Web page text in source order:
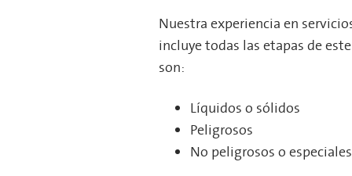
Nuestra experiencia en
incluye todas las etapas de
son:
Líquidos o sólidos
Peligrosos
No peligrosos o especiales